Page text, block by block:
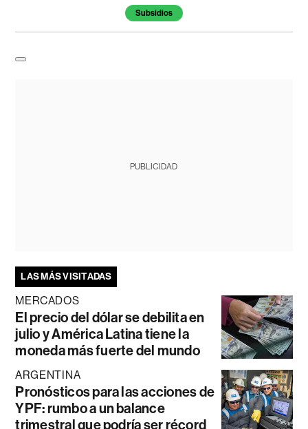
Subsidios
PUBLICIDAD
LAS MÁS VISITADAS
MERCADOS
El precio del dólar se debilita en
julio y América Latina tiene la
moneda más fuerte del mundo
ARGENTINA
Pronósticos para las acciones de
YPF: rumbo a un balance
trimestral que podría ser récord